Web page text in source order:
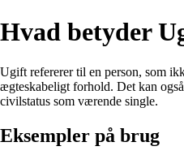
Hvad betyder
Ugift refererer til en person, som
ægteskabeligt forhold. Det kan
civilstatus som værende single.
Eksempler på brug